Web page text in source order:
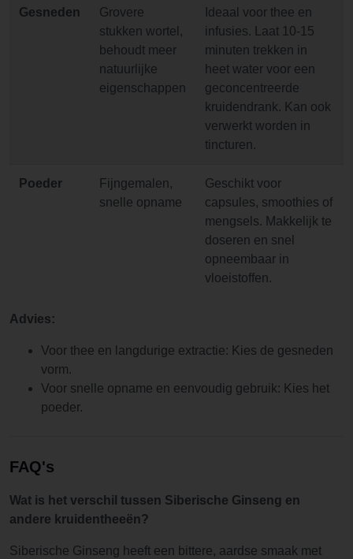
Gesneden
Grovere
stukken wortel,
behoudt meer
natuurlijke
eigenschappen
Ideaal voor thee en
infusies. Laat 10-15
minuten trekken in
heet water voor een
geconcentreerde
kruidendrank. Kan ook
verwerkt worden in
tincturen.
Poeder
Fijngemalen,
snelle opname
Geschikt voor
capsules, smoothies of
mengsels. Makkelijk te
doseren en snel
opneembaar in
vloeistoffen.
Advies:
Voor thee en langdurige extractie: Kies de gesneden
vorm.
Voor snelle opname en eenvoudig gebruik: Kies het
poeder.
FAQ's
Wat is het verschil tussen Siberische Ginseng en
andere kruidentheeën?
Siberische Ginseng heeft een bittere, aardse smaak met